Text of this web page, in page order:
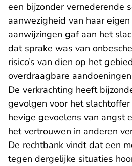
een bijzonder vernederende
aanwezigheid van haar
aanwijzingen gaf aan het
dat sprake was van
risico’s van dien op het
overdraagbare
De verkrachting heeft
gevolgen voor het
hevige gevoelens van angst
het vertrouwen in anderen
De rechtbank vindt dat een
tegen dergelijke situaties